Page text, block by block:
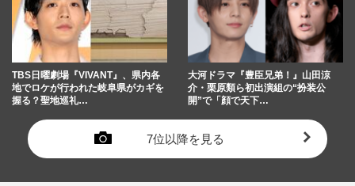
TBS日曜劇場『VIVANT』、県内各
地でロケが行われた岐阜県がカギを
握る？聖地巡礼…
大河ドラマ『豊臣兄弟！』山田涼
介・栗原類ら初出演組の“扮装公
開”で「顔で天下…
7位以降を見る